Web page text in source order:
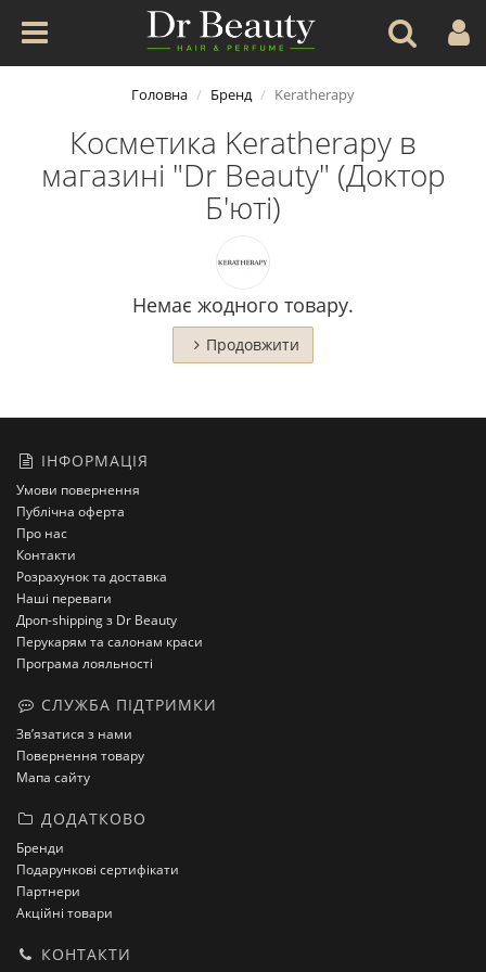
Головна Бренд Keratherapy
Косметика Keratherapy в
магазині "Dr Beauty" (Доктор
Б'юті)
Немає жодного товару.
Продовжити
ІНФОРМАЦІЯ
Умови повернення
Публічна оферта
Про нас
Контакти
Розрахунок та доставка
Наші переваги
Дроп-shipping з Dr Beauty
Перукарям та салонам краси
Програма лояльності
СЛУЖБА ПІДТРИМКИ
Зв’язатися з нами
Повернення товару
Мапа сайту
ДОДАТКОВО
Бренди
Подарункові сертифікати
Партнери
Акційні товари
КОНТАКТИ